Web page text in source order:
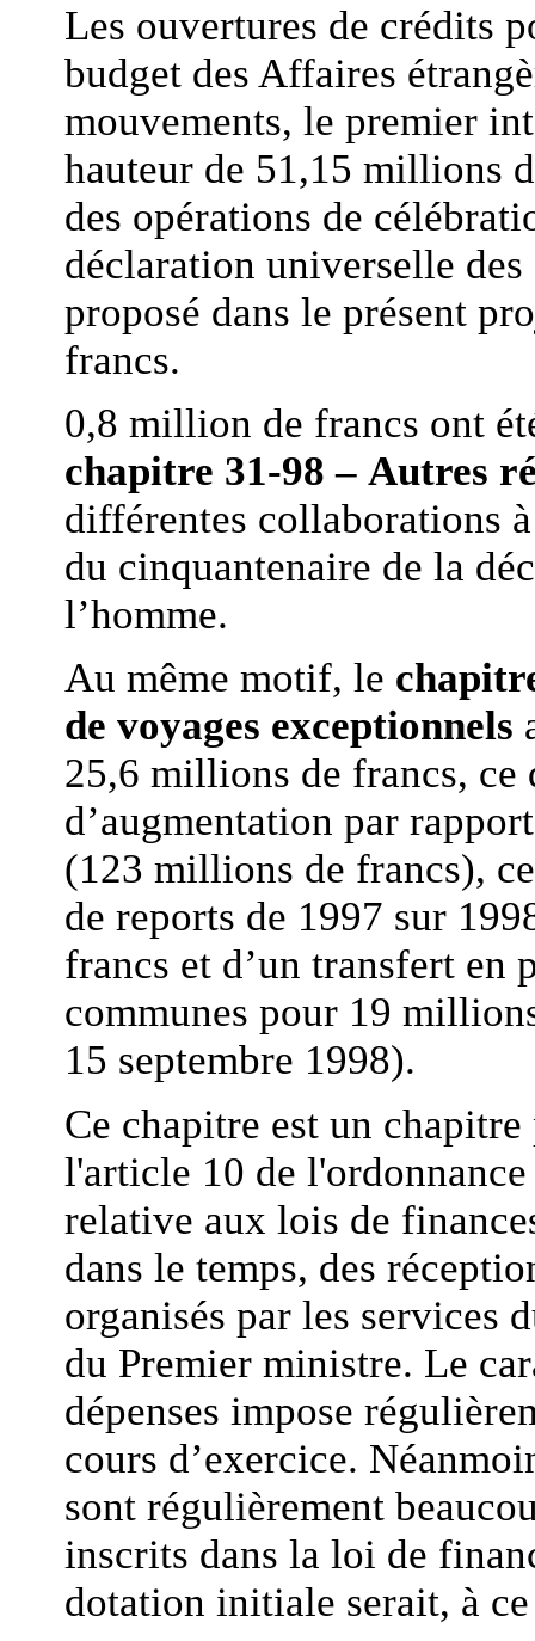
Les ouvertures de crédits
budget des Affaires
mouvements, le premier
hauteur de 51,15 millions
des opérations de
déclaration universelle
proposé dans le présent
francs.
0,8 million de francs ont
chapitre 31-98 – Autres
différentes collaborations
du cinquantenaire de la
l’homme.
Au même motif, le
de voyages exceptionnels
25,6 millions de francs, ce
d’augmentation par
(123 millions de francs),
de reports de 1997 sur
francs et d’un transfert en
communes pour 19
15 septembre 1998).
Ce chapitre est un
l'article 10 de
relative aux lois de
dans le temps, des
organisés par les services
du Premier ministre. Le
dépenses impose
cours d’exercice.
sont régulièrement
inscrits dans la loi de
dotation initiale serait, à